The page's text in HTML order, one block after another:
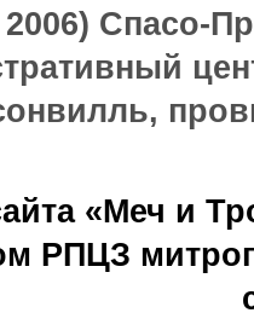
Спасо-
«Меч и
РПЦЗ